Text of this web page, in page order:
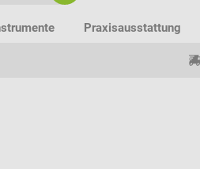
Praxisausstattung